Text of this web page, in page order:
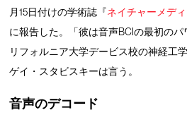
月15日付けの学術誌『ネイチャーメディ
に報告した。「彼は音声BCIの最初の
リフォルニア大学デービス校の神経工
ゲイ・スタビスキーは言う。
音声のデコード